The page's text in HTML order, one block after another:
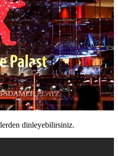
dinleyebilirsiniz.